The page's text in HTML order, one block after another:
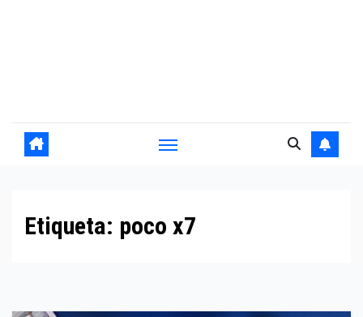
Etiqueta: poco x7